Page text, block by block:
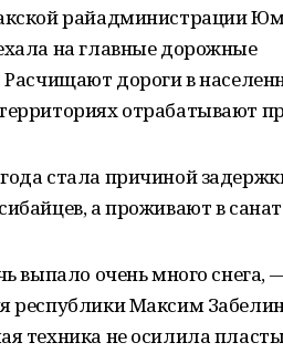
райадминистрации
на главные дорожные
дороги в
отрабатывают
стала причиной
а проживают в
выпало очень много снега,
республики Максим
техника не осилила